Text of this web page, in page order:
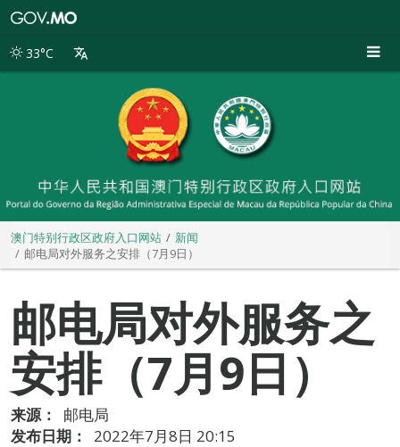
别
33°C
澳门特别行政区政府入口网站
新闻
邮电局对外服务之安排（7月9日）
邮电局对外服务之
安排（7月9日）
来源：
邮电局
发布日期：
2022年7月8日 20:15